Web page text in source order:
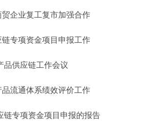
企业复工复市加强合作
专项资金项目申报工作
品供应链工作会议
流通体系绩效评价工作
链专项资金项目申报的报告